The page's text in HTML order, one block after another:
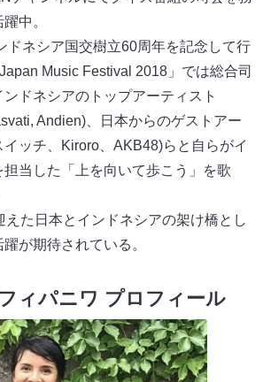
中。
ドネシア国交樹立60周年を記念して行
Music Festival 2018」では総合司
ドネシアのトップアーティスト
Andien)、日本からのゲストアー
ッチ、Kiroro、AKB48)らと自らがイ
当した「上を向いて歩こう」を歌
えた日本とインドネシアの架け橋とし
が期待されている。
ィパニワ プロフィール